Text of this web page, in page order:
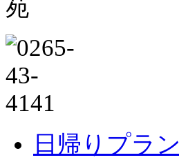
日帰りプラン